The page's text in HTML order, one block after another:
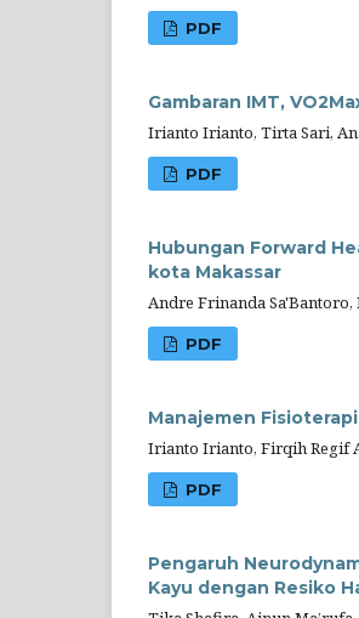
PDF
Gambaran IMT,
Irianto Irianto, Tirta Sari,
PDF
Hubungan Forward
kota Makassar
Andre Frinanda
PDF
Manajemen
Irianto Irianto, Firqih Regif
PDF
Pengaruh
Kayu dengan Resiko